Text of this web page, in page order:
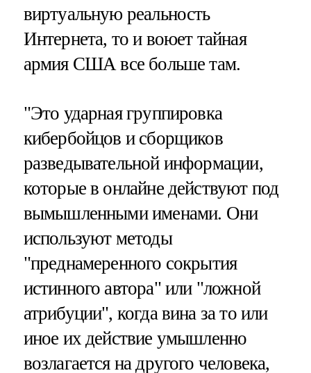
виртуальную реальность
Интернета, то и воюет тайная
армия США все больше там.
"Это ударная группировка
кибербойцов и сборщиков
разведывательной информации,
которые в онлайне действуют под
вымышленными именами. Они
используют методы
"преднамеренного сокрытия
истинного автора" или "ложной
атрибуции", когда вина за то или
иное их действие умышленно
возлагается на другого человека,